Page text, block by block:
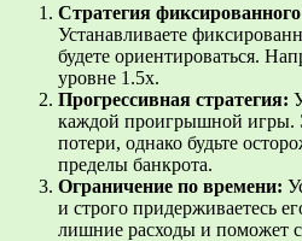
Стратегия
Устанавливаете
будете ориентироваться.
уровне 1.5x.
Прогрессивная стратегия:
каждой проигрышной игры.
потери, однако будьте
пределы банкрота.
Ограничение по времени:
и строго придерживаетесь
лишние расходы и поможет